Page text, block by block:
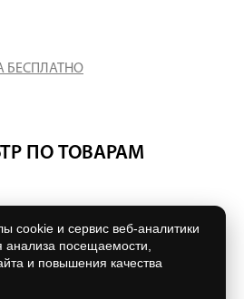
БЕСПЛАТНО
ПО ТОВАРАМ
RealBrick(17) Stroeher(214)
cookie и сервис веб-аналитики
анализа посещаемости,
и повышения качества